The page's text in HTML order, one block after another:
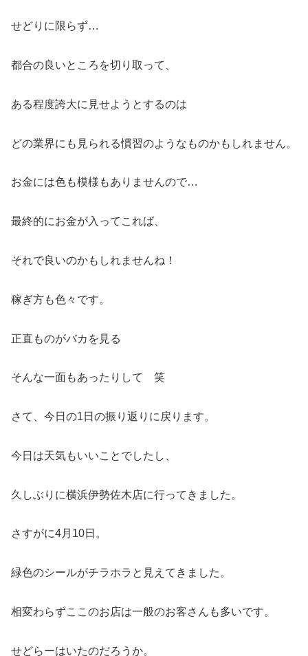
せどりに限らず…
都合の良いところを切り取って、
ある程度誇大に見せようとするのは
どの業界にも見られる慣習のようなものかもしれません。
お金には色も模様もありませんので…
最終的にお金が入ってこれば、
それで良いのかもしれませんね！
稼ぎ方も色々です。
正直ものがバカを見る
そんな一面もあったりして 笑
さて、今日の1日の振り返りに戻ります。
今日は天気もいいことでしたし、
久しぶりに横浜伊勢佐木店に行ってきました。
さすがに4月10日。
緑色のシールがチラホラと見えてきました。
相変わらずここのお店は一般のお客さんも多いです。
せどらーはいたのだろうか。